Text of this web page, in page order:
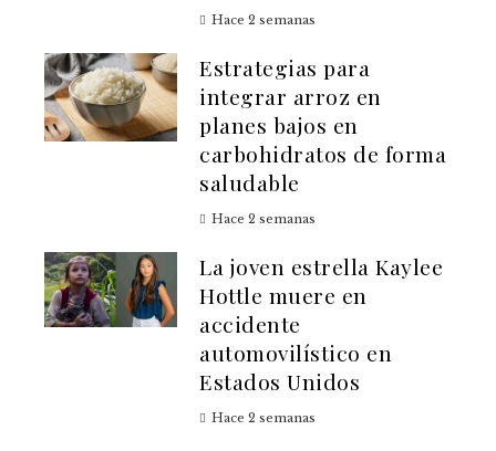
Hace 2 semanas
Estrategias para
integrar arroz en
planes bajos en
carbohidratos de forma
saludable
Hace 2 semanas
La joven estrella Kaylee
Hottle muere en
accidente
automovilístico en
Estados Unidos
Hace 2 semanas